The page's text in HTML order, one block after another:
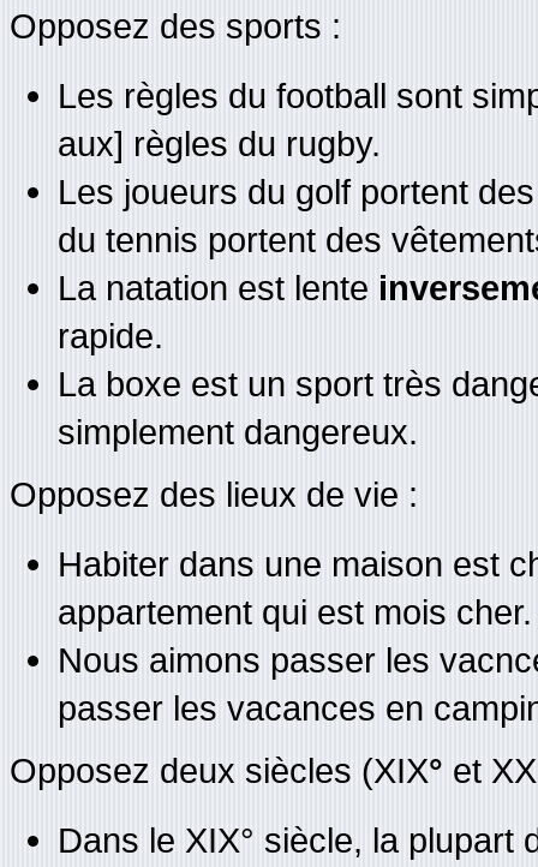
Opposez des sports :
Les règles du football sont
aux] règles du rugby.
Les joueurs du golf portent
du tennis portent des
La natation est lente
rapide.
La boxe est un sport très
simplement dangereux.
Opposez des lieux de vie :
Habiter dans une maison est
appartement qui est mois cher.
Nous aimons passer les
passer les vacances en
Opposez deux siècles (XIX° et
Dans le XIX° siècle, la plupart